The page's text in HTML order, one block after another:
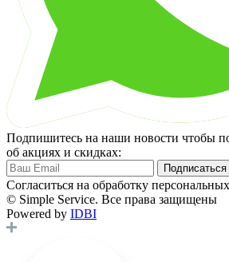
Подпишитесь на наши новости чтобы
об акциях и скидках:
Подписаться
Cогласиться на обработку
© Simple Service. Все права защищены
Powered by IDBI